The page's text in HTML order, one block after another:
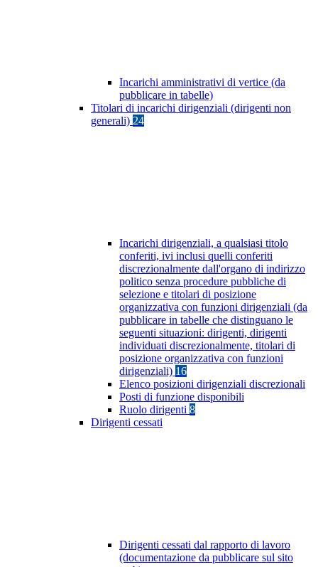
Incarichi amministrativi di vertice (da
pubblicare in tabelle)
Titolari di incarichi dirigenziali (dirigenti non
generali) 24
Incarichi dirigenziali, a qualsiasi titolo
conferiti, ivi inclusi quelli conferiti
discrezionalmente dall'organo di indirizzo
politico senza procedure pubbliche di
selezione e titolari di posizione
organizzativa con funzioni dirigenziali (da
pubblicare in tabelle che distinguano le
seguenti situazioni: dirigenti, dirigenti
individuati discrezionalmente, titolari di
posizione organizzativa con funzioni
dirigenziali) 16
Elenco posizioni dirigenziali discrezionali
Posti di funzione disponibili
Ruolo dirigenti 8
Dirigenti cessati
Dirigenti cessati dal rapporto di lavoro
(documentazione da pubblicare sul sito